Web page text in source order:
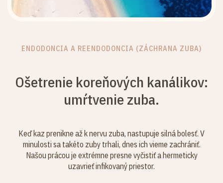
ENDODONCIA A REENDODONCIA (ZÁCHRANA ZUBA)
Ošetrenie koreňových kanálikov:
umŕtvenie zuba.
Keď kaz prenikne až k nervu zuba, nastupuje silná bolesť. V
minulosti sa takéto zuby trhali, dnes ich vieme zachrániť.
Našou prácou je extrémne presne vyčistiť a hermeticky
uzavrieť infikovaný priestor.